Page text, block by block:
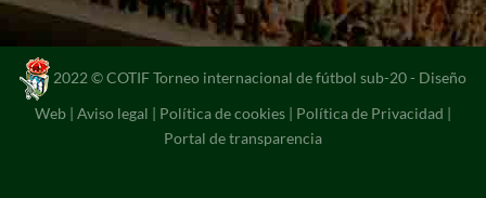
2022 © COTIF Torneo internacional de fútbol sub-20 - Diseño
Web | Aviso legal | Política de cookies | Política de Privacidad |
Portal de transparencia